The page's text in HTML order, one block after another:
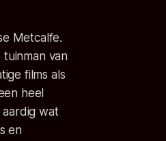
Metcalfe.
van
films als
heel
wat
en